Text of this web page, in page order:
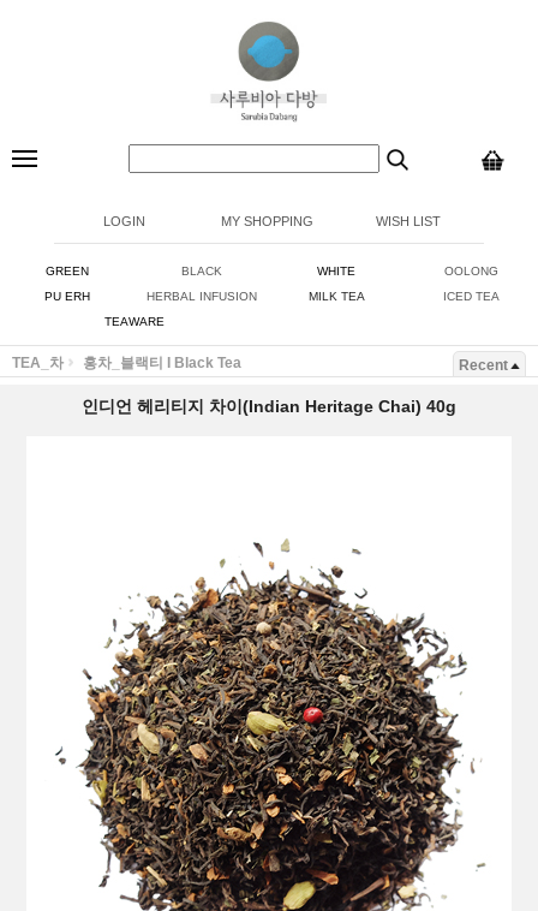
LOGIN MY SHOPPING WISH LIST
GREEN BLACK WHITE
OOLONG
PU ERH
HERBAL INFUSION MILK TEA
ICED TEA
TEAWARE
TEA_차 홍차_블랙티 I Black Tea Recent
인디언 헤리티지 차이(Indian Heritage Chai) 40g